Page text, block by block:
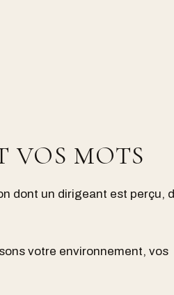
VOS MOTS
dont un dirigeant est perçu,
votre environnement, vos